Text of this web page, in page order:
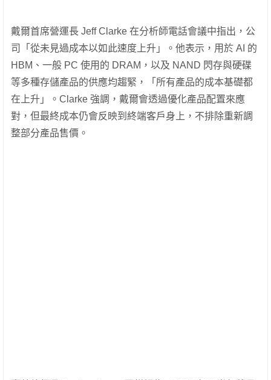
戴爾首席營運長 Jeff Clarke 在分析師電話會議中指出，公
司「從未見過成本以如此速度上升」。他表示，用於 AI 的
HBM、一般 PC 使用的 DRAM，以及 NAND 閃存與硬碟
等多種存儲產品的供應均趨緊，「所有產品的成本基礎都
在上升」。Clarke 強調，戴爾會透過優化產品配置來應
對，但最終成本仍會反映到終端客戶身上，不排除重新調
整部分產品售價。